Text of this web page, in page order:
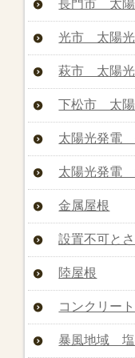
長門市 太陽
光市 太陽光
萩市 太陽光
下松市 太陽
太陽光発電
太陽光発電
金属屋根
設置不可と
陸屋根
コンクリー
暴風地域